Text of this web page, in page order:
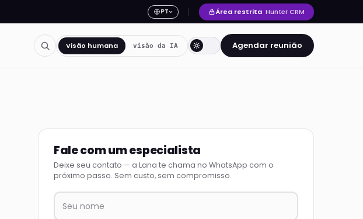
PT Área restrita· Hunter CRM
Visão humana visão da IA Agendar reunião
Fale com um especialista
Deixe seu contato — a Lana te chama no WhatsApp com o
próximo passo. Sem custo, sem compromisso.